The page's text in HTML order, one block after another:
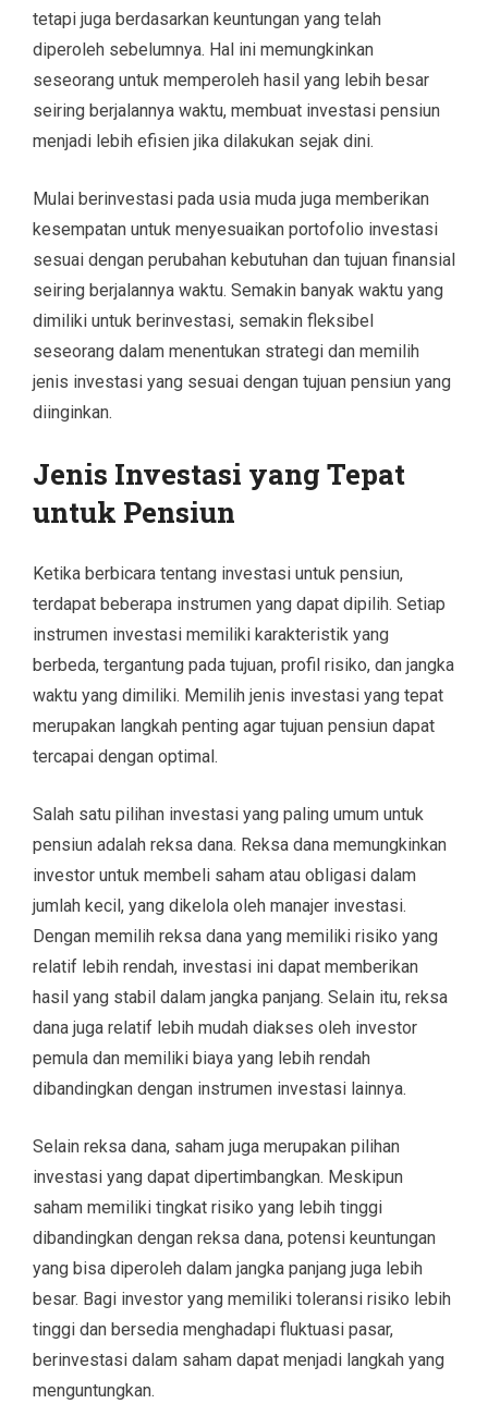
tetapi juga berdasarkan keuntungan yang telah
diperoleh sebelumnya. Hal ini memungkinkan
seseorang untuk memperoleh hasil yang lebih besar
seiring berjalannya waktu, membuat investasi pensiun
menjadi lebih efisien jika dilakukan sejak dini.
Mulai berinvestasi pada usia muda juga memberikan
kesempatan untuk menyesuaikan portofolio investasi
sesuai dengan perubahan kebutuhan dan tujuan finansial
seiring berjalannya waktu. Semakin banyak waktu yang
dimiliki untuk berinvestasi, semakin fleksibel
seseorang dalam menentukan strategi dan memilih
jenis investasi yang sesuai dengan tujuan pensiun yang
diinginkan.
Jenis Investasi yang Tepat
untuk Pensiun
Ketika berbicara tentang investasi untuk pensiun,
terdapat beberapa instrumen yang dapat dipilih. Setiap
instrumen investasi memiliki karakteristik yang
berbeda, tergantung pada tujuan, profil risiko, dan jangka
waktu yang dimiliki. Memilih jenis investasi yang tepat
merupakan langkah penting agar tujuan pensiun dapat
tercapai dengan optimal.
Salah satu pilihan investasi yang paling umum untuk
pensiun adalah reksa dana. Reksa dana memungkinkan
investor untuk membeli saham atau obligasi dalam
jumlah kecil, yang dikelola oleh manajer investasi.
Dengan memilih reksa dana yang memiliki risiko yang
relatif lebih rendah, investasi ini dapat memberikan
hasil yang stabil dalam jangka panjang. Selain itu, reksa
dana juga relatif lebih mudah diakses oleh investor
pemula dan memiliki biaya yang lebih rendah
dibandingkan dengan instrumen investasi lainnya.
Selain reksa dana, saham juga merupakan pilihan
investasi yang dapat dipertimbangkan. Meskipun
saham memiliki tingkat risiko yang lebih tinggi
dibandingkan dengan reksa dana, potensi keuntungan
yang bisa diperoleh dalam jangka panjang juga lebih
besar. Bagi investor yang memiliki toleransi risiko lebih
tinggi dan bersedia menghadapi fluktuasi pasar,
berinvestasi dalam saham dapat menjadi langkah yang
menguntungkan.